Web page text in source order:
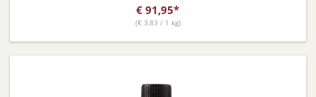
€ 91,95*
(€3,83 / 1 kg)